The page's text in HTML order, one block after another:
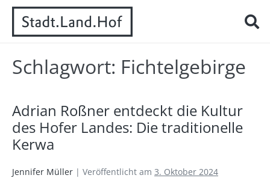
Schlagwort: Fichtelgebirge
Adrian Roßner entdeckt die Kultur
des Hofer Landes: Die traditionelle
Kerwa
Jennifer Müller | Veröffentlicht am 3. Oktober 2024